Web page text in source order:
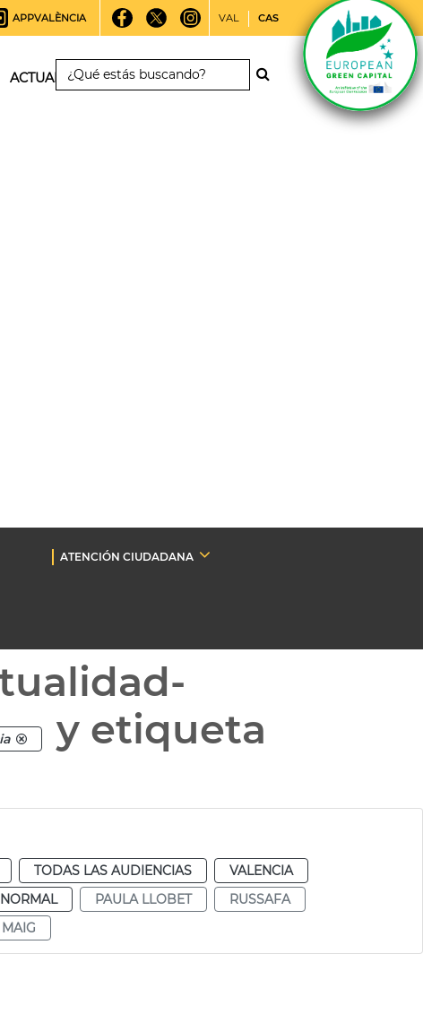
APPVALÈNCIA VAL CAS
ACTUALIDAD
ATENCIÓN CIUDADANA
y etiqueta
TODAS LAS AUDIENCIAS
VALENCIA
NORMAL PAULA LLOBET
RUSSAFA